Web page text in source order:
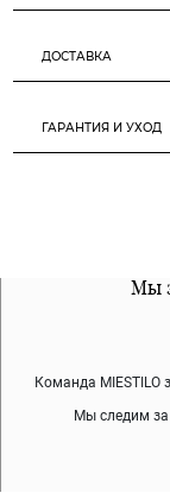
ДОСТАВКА
ГАРАНТИЯ И УХОД
Мы
Команда
Мы следим
Все
Мы используем
содержит
Во время
что